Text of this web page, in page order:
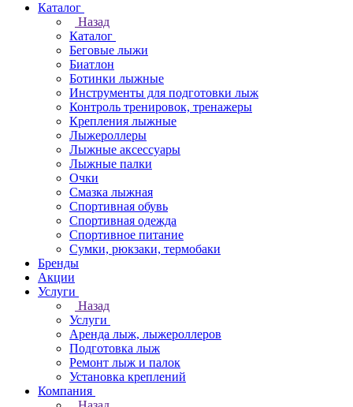
Каталог
Назад
Каталог
Беговые лыжи
Биатлон
Ботинки лыжные
Инструменты для подготовки лыж
Контроль тренировок, тренажеры
Крепления лыжные
Лыжероллеры
Лыжные аксессуары
Лыжные палки
Очки
Смазка лыжная
Спортивная обувь
Спортивная одежда
Спортивное питание
Сумки, рюкзаки, термобаки
Бренды
Акции
Услуги
Назад
Услуги
Аренда лыж, лыжероллеров
Подготовка лыж
Ремонт лыж и палок
Установка креплений
Компания